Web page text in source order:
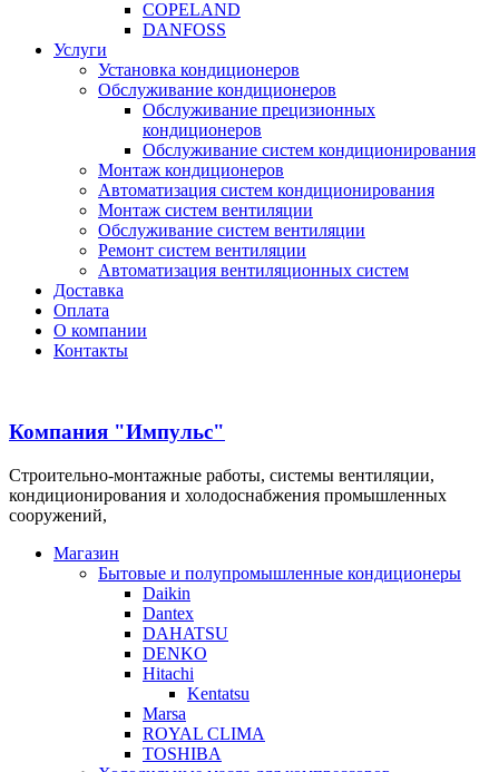
COPELAND
DANFOSS
Услуги
Установка кондиционеров
Обслуживание кондиционеров
Обслуживание прецизионных
кондиционеров
Обслуживание систем кондиционирования
Монтаж кондиционеров
Автоматизация систем кондиционирования
Монтаж систем вентиляции
Обслуживание систем вентиляции
Ремонт систем вентиляции
Автоматизация вентиляционных систем
Доставка
Оплата
О компании
Контакты
Компания "Импульс"
Строительно-монтажные работы, системы вентиляции,
кондиционирования и холодоснабжения промышленных
сооружений,
Магазин
Бытовые и полупромышленные кондиционеры
Daikin
Dantex
DAHATSU
DENKO
Hitachi
Kentatsu
Marsa
ROYAL CLIMA
TOSHIBA